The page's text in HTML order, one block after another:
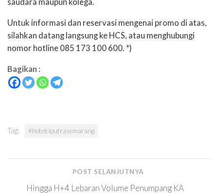
saudara maupun kolega.
Untuk informasi dan reservasi mengenai promo di atas,
silahkan datang langsung ke HCS, atau menghubungi
nomor hotline 085 173 100 600. *)
Bagikan :
Tag: #hotelciputrasemarang
POST SELANJUTNYA
Hingga H+4 Lebaran Volume Penumpang KA